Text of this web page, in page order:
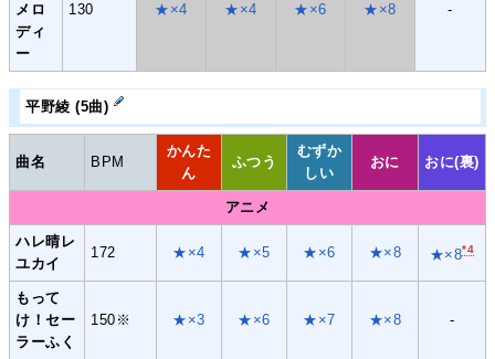
メロ
ディ
ー
130 ★×4 ★×4 ★×6 ★×8 -
平野綾 (5曲)
曲名 BPM
かんた
ん
ふつう
むずか
しい
おに おに(裏)
アニメ
ハレ晴レ
ユカイ
172 ★×4 ★×5 ★×6 ★×8 ★×8*4
もって
け！セー
ラーふく
150※ ★×3 ★×6 ★×7 ★×8 -